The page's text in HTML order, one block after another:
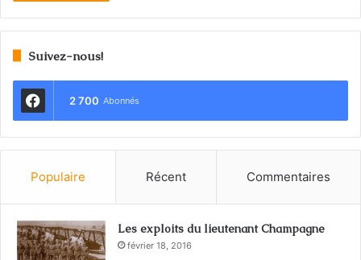
Suivez-nous!
2 700 Abonnés
Populaire Récent Commentaires
Les exploits du lieutenant Champagne
février 18, 2016